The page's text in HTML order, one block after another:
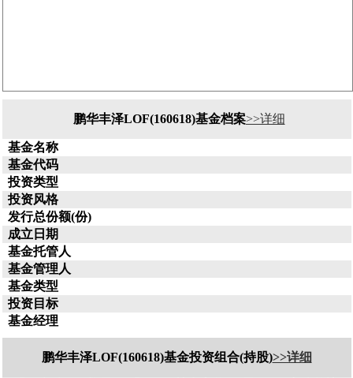
鹏华丰泽LOF(160618)基金档案>>详细
基金名称
基金代码
投资类型
投资风格
发行总份额(份)
成立日期
基金托管人
基金管理人
基金类型
投资目标
基金经理
鹏华丰泽LOF(160618)基金投资组合(持股)>>详细